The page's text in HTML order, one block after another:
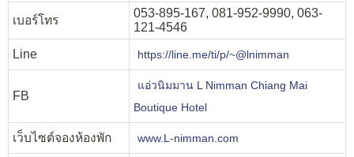
เบอร์โทร
053-895-167, 081-952-9990, 063-
121-4546
Line
https://line.me/ti/p/~@lnimman
FB
แอ่วนิมมาน L Nimman Chiang Mai
Boutique Hotel
เว็บไซต์จองห้องพัก www.L-nimman.com